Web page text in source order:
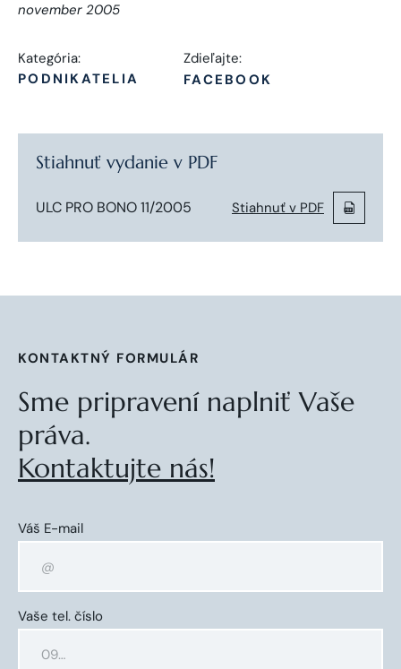
november 2005
Kategória:
PODNIKATELIA
Zdieľajte:
FACEBOOK
Stiahnuť vydanie v PDF
ULC PRO BONO 11/2005 Stiahnuť v PDF
KONTAKTNÝ FORMULÁR
Sme pripravení naplniť Vaše
práva.
Kontaktujte nás!
Váš E-mail
Vaše tel. číslo